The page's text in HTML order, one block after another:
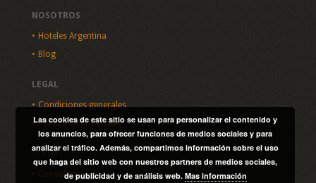
NOSOTROS
Hoteles Argentina
Blog
LEGAL
Condiciones generales
Política de privacidad
SITIO
Consultas
Las cookies de este sitio se usan para personalizar el contenido y
los anuncios, para ofrecer funciones de medios sociales y para
analizar el tráfico. Además, compartimos información sobre el uso
que haga del sitio web con nuestros partners de medios sociales,
de publicidad y de análisis web. Mas información